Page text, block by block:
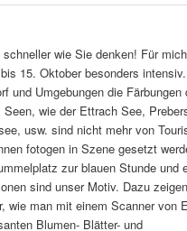
wie Sie denken! Für
15. Oktober besonders
und Umgebungen die Färbungen
wie der Ettrach See,
usw. sind nicht mehr von
fotogen in Szene gesetzt
zur blauen Stunde und
sind unser Motiv. Dazu
wie man mit einem Scanner von
Blumen- Blätter- und